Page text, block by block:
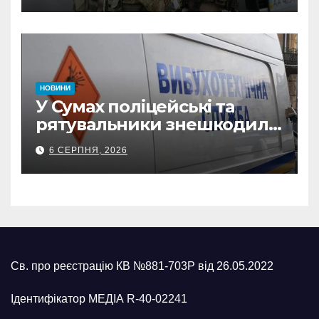
з Охтирки
НОВИНИ
У Сумах поліцейські та
рятувальники знешкодили
500-кілограмову авіабомбу
росіян
6 СЕРПНЯ, 2026
Св. про реєстрацію КВ №881-703Р від 26.05.2022
Ідентифікатор МЕДІА R-40-02241